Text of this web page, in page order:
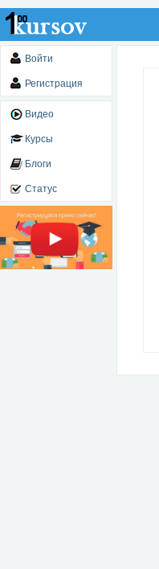
Войти
Регистрация
Видео
Курсы
Блоги
Статус